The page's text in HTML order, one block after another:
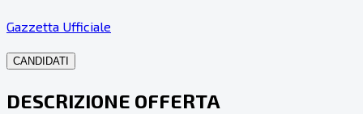
Gazzetta Ufficiale
CANDIDATI
DESCRIZIONE OFFERTA